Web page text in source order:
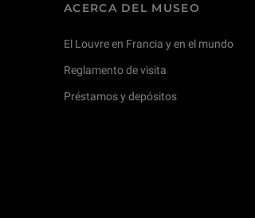
ACERCA DEL MUSEO
El Louvre en Francia y en el mundo
Reglamento de visita
Préstamos y depósitos